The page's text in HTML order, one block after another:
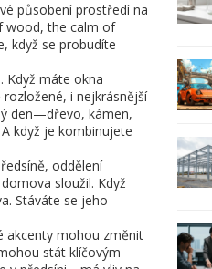
působení prostředí na
wood, the calm of
když se probudíte
. Když máte okna
i nejkrásnější
den—dřevo, kámen,
když je kombinujete
oddělení
sloužil. Když
Stáváte se jeho
akcenty mohou změnit
stát klíčovým